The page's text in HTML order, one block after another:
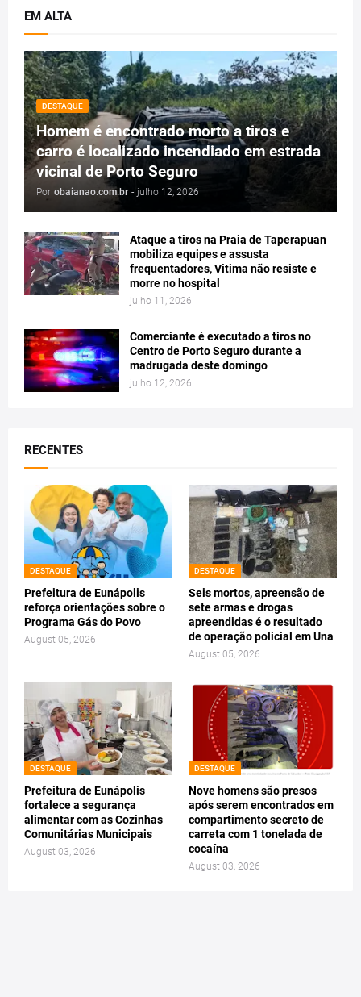
EM ALTA
DESTAQUE
Homem é encontrado morto a tiros e
carro é localizado incendiado em estrada
vicinal de Porto Seguro
Por obaianao.com.br - julho 12, 2026
Ataque a tiros na Praia de Taperapuan
mobiliza equipes e assusta
frequentadores, Vitima não resiste e
morre no hospital
julho 11, 2026
Comerciante é executado a tiros no
Centro de Porto Seguro durante a
madrugada deste domingo
julho 12, 2026
RECENTES
DESTAQUE
Prefeitura de Eunápolis
reforça orientações sobre o
Programa Gás do Povo
August 05, 2026
DESTAQUE
Seis mortos, apreensão de
sete armas e drogas
apreendidas é o resultado
de operação policial em Una
August 05, 2026
DESTAQUE
Prefeitura de Eunápolis
fortalece a segurança
alimentar com as Cozinhas
Comunitárias Municipais
August 03, 2026
DESTAQUE
Nove homens são presos
após serem encontrados em
compartimento secreto de
carreta com 1 tonelada de
cocaína
August 03, 2026